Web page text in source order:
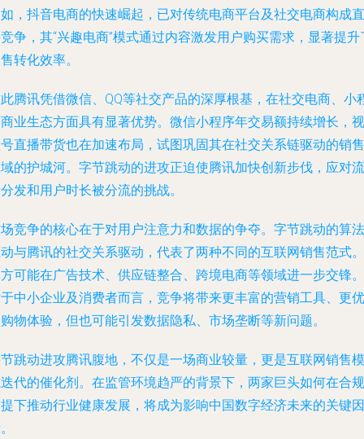
，抖音电商的快速崛起，已对传统电商平台及社交电商构成直
争，其“兴趣电商”模式通过内容激发用户购买需求，显著提升
转化效率。
腾讯凭借微信、QQ等社交产品的深厚根基，在社交电商、小
业生态方面具有显著优势。微信小程序年交易额持续增长，视
直播带货也在加速布局，试图巩固其在社交关系链驱动的销售
的护城河。字节跳动的进攻正迫使腾讯加快创新步伐，应对流
发和用户时长被分流的挑战。
竞争的核心在于对用户注意力和数据的争夺。字节跳动的算法
与腾讯的社交关系驱动，代表了两种不同的互联网销售范式。
可能在广告技术、供应链整合、跨境电商等领域进一步交锋。
中小企业及消费者而言，竞争将带来更丰富的营销工具、更优
物体验，但也可能引发数据隐私、市场垄断等新问题。
跳动进攻腾讯腹地，不仅是一场商业较量，更是互联网销售模
代的催化剂。在监管环境趋严的背景下，两家巨头如何在合规
下推动行业健康发展，将成为影响中国数字经济未来的关键因